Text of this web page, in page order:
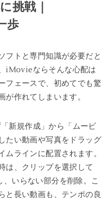
挑戦｜
歩
フトと専門知識が必要だと
iMovieならそんな心配は
フェースで、初めてでも驚
が作れてしまいます。
新規作成」から「ムービ
たい動画や写真をドラッグ
ムラインに配置されます。
は、クリップを選択して
、いらない部分を削除。こ
と長い動画も、テンポの良